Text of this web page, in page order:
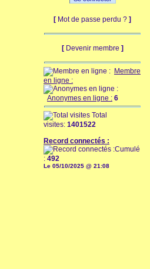
[ Mot de passe perdu ? ]
[ Devenir membre ]
Membre
en ligne :
Anonymes en ligne : 6
Total
visites: 1401522
Record connectés :
Cumulé
: 492
Le 05/10/2025 @ 21:08